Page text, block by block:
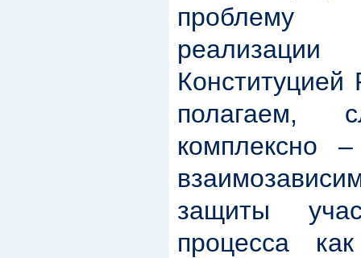
проблему
реализации
полагаем,
комплексно
защиты
процесса